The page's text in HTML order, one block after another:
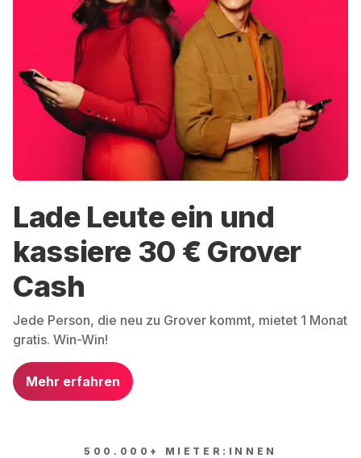
Lade Leute ein und
kassiere 30 € Grover
Cash
Jede Person, die neu zu Grover kommt, mietet 1 Monat
gratis. Win-Win!
Mehr erfahren
500.000+ MIETER:INNEN